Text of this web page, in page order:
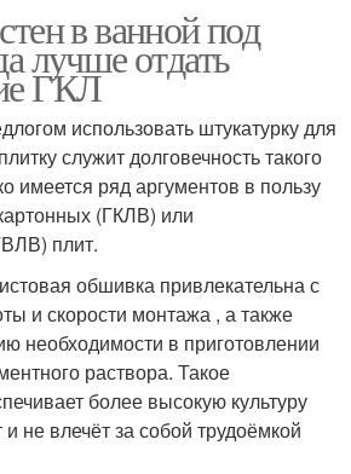
в ванной под
лучше отдать
ГКЛ
использовать штукатурку для
служит долговечность такого
имеется ряд аргументов в пользу
(ГКЛВ) или
плит.
обшивка привлекательна с
и скорости монтажа , а также
необходимости в приготовлении
раствора. Такое
более высокую культуру
не влечёт за собой трудоёмкой